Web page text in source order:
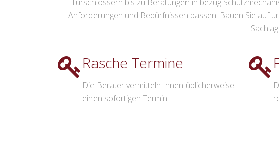
Türschlössern bis zu Beratungen in bezug
Anforderungen und Bedürfnissen passen. Bauen Sie auf
Rasche Termine
Die Berater vermitteln Ihnen üblicherweise
einen sofortigen Termin.